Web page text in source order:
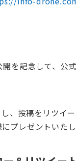
開を記念して、
、投稿をリツイ
プレゼントいたし